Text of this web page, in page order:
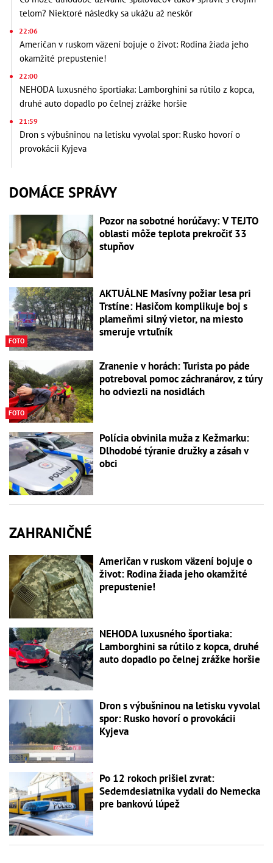
telom? Niektoré následky sa ukážu až neskôr
22:06
Američan v ruskom väzení bojuje o život: Rodina žiada jeho
okamžité prepustenie!
22:00
NEHODA luxusného športiaka: Lamborghini sa rútilo z kopca,
druhé auto dopadlo po čelnej zrážke horšie
21:59
Dron s výbušninou na letisku vyvolal spor: Rusko hovorí o
provokácii Kyjeva
DOMÁCE SPRÁVY
Pozor na sobotné horúčavy: V TEJTO
oblasti môže teplota prekročiť 33
stupňov
FOTO
AKTUÁLNE Masívny požiar lesa pri
Trstíne: Hasičom komplikuje boj s
plameňmi silný vietor, na miesto
smeruje vrtuľník
FOTO
Zranenie v horách: Turista po páde
potreboval pomoc záchranárov, z túry
ho odviezli na nosidlách
Polícia obvinila muža z Kežmarku:
Dlhodobé týranie družky a zásah v
obci
ZAHRANIČNÉ
Američan v ruskom väzení bojuje o
život: Rodina žiada jeho okamžité
prepustenie!
NEHODA luxusného športiaka:
Lamborghini sa rútilo z kopca, druhé
auto dopadlo po čelnej zrážke horšie
Dron s výbušninou na letisku vyvolal
spor: Rusko hovorí o provokácii
Kyjeva
Po 12 rokoch prišiel zvrat:
Sedemdesiatnika vydali do Nemecka
pre bankovú lúpež